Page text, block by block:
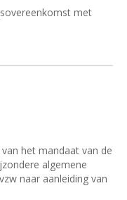
met
het mandaat van de
algemene
naar aanleiding van